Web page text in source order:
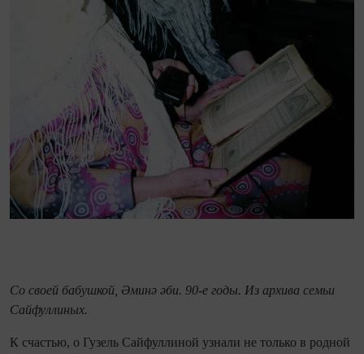
Со своей бабушкой, Әминә әби. 90-е годы. Из архива семьи
Сайфуллиных.
К счастью, о Гузель Сайфуллиной узнали не только в родной